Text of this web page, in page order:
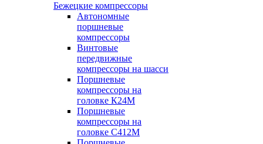
Бежецкие компрессоры
Автономные
поршневые
компрессоры
Винтовые
передвижные
компрессоры на шасси
Поршневые
компрессоры на
головке К24М
Поршневые
компрессоры на
головке С412М